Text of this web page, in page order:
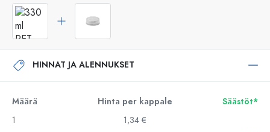
HINNAT JA ALENNUKSET
Määrä Hinta per kappale
Säästöt*
1
1,34 €